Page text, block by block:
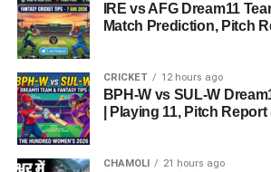
IRE vs AFG Dream11
Match Prediction, Pitch
CRICKET 12 hours ago
BPH-W vs SUL-W
| Playing 11, Pitch
CHAMOLI 21 hours ago